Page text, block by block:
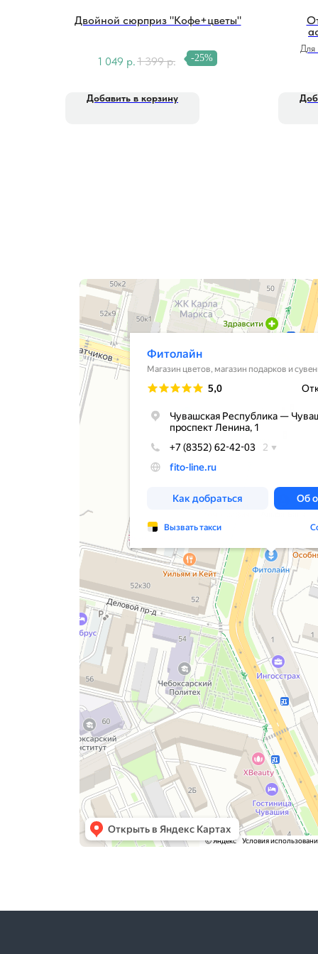
Двойной сюрприз "Кофе+цветы"
1 049 р. 1 399 р. -25%
Добавить в корзину
Для
Фитолайн
Магазин цветов в Чебоксарах
Магазин подарков и сувениров в Чебоксарах